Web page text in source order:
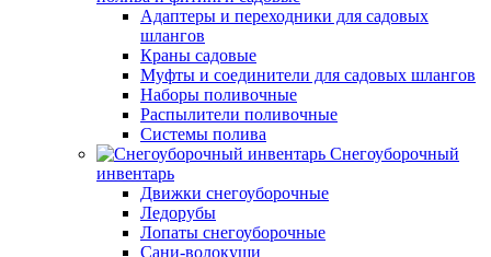
Адаптеры и переходники для садовых
шлангов
Краны садовые
Муфты и соединители для садовых шлангов
Наборы поливочные
Распылители поливочные
Системы полива
Снегоуборочный
инвентарь
Движки снегоуборочные
Ледорубы
Лопаты снегоуборочные
Сани-волокуши